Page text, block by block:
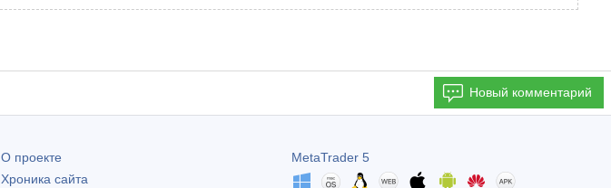
Новый комментарий
О проекте
Хроника сайта
MetaTrader 5